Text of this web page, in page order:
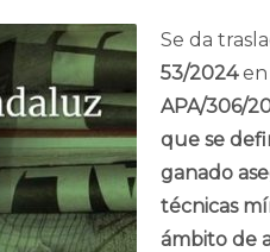
Se da
53/2024en
APA/306/
que se
ganado
técnicas
ámbito de